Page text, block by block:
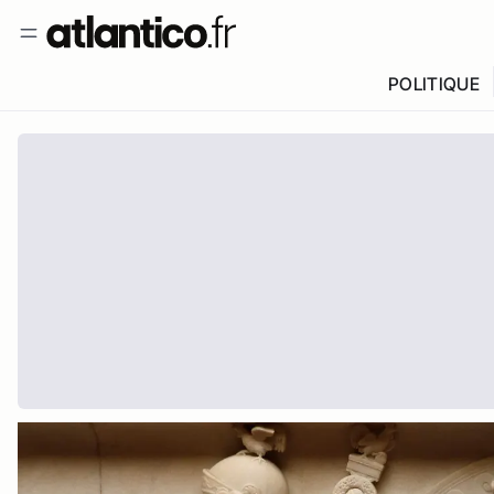
POLITIQUE